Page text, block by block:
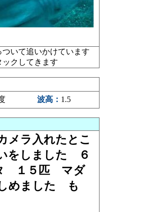
ついて追いかけています
ックしてきます
波高： 1.5
メラ入れたとこ
をしました ６
タ １５匹 マダ
めました も